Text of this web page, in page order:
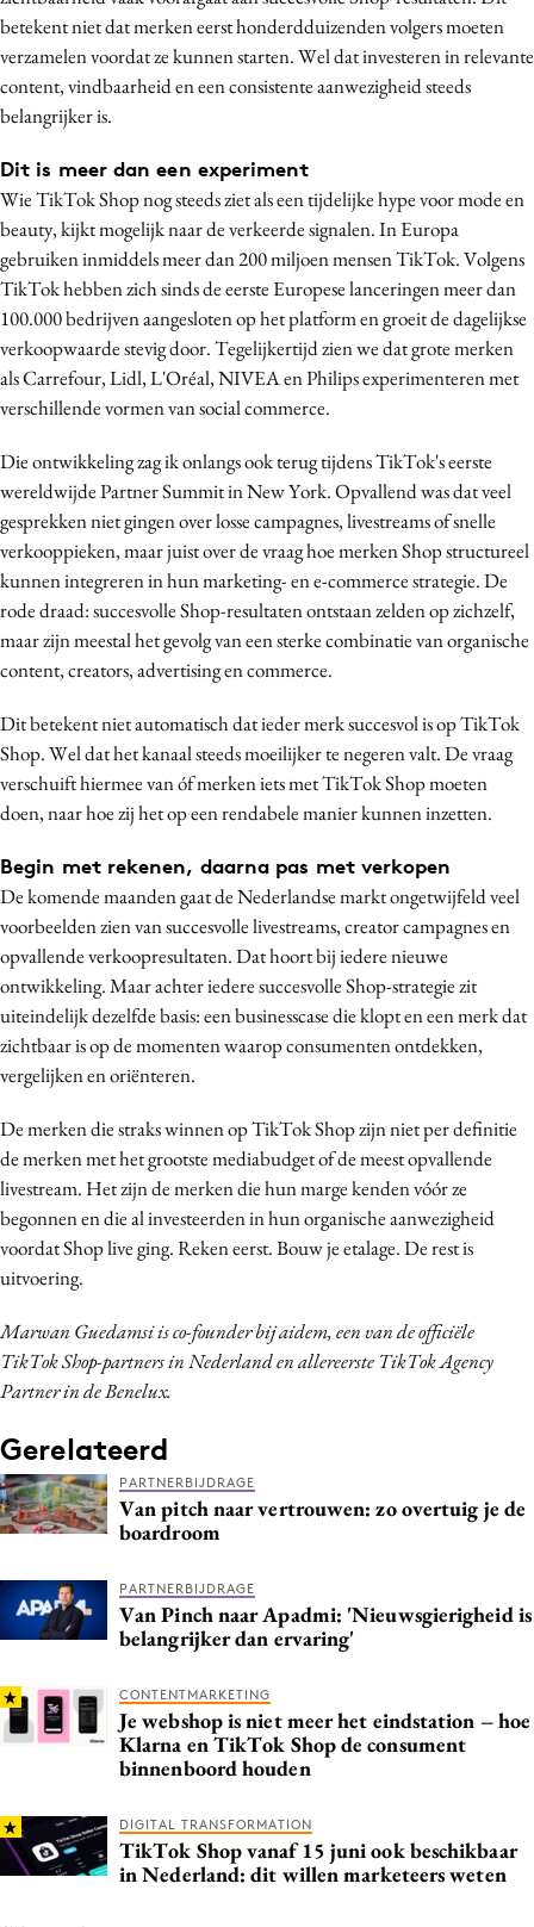
betekent niet dat merken eerst honderdduizenden volgers moeten
verzamelen voordat ze kunnen starten. Wel dat investeren in relevante
content, vindbaarheid en een consistente aanwezigheid steeds
belangrijker is.
Dit is meer dan een experiment
Wie TikTok Shop nog steeds ziet als een tijdelijke hype voor mode en
beauty, kijkt mogelijk naar de verkeerde signalen. In Europa
gebruiken inmiddels meer dan 200 miljoen mensen TikTok. Volgens
TikTok hebben zich sinds de eerste Europese lanceringen meer dan
100.000 bedrijven aangesloten op het platform en groeit de dagelijkse
verkoopwaarde stevig door. Tegelijkertijd zien we dat grote merken
als Carrefour, Lidl, L'Oréal, NIVEA en Philips experimenteren met
verschillende vormen van social commerce.
Die ontwikkeling zag ik onlangs ook terug tijdens TikTok's eerste
wereldwijde Partner Summit in New York. Opvallend was dat veel
gesprekken niet gingen over losse campagnes, livestreams of snelle
verkooppieken, maar juist over de vraag hoe merken Shop structureel
kunnen integreren in hun marketing- en e-commerce strategie. De
rode draad: succesvolle Shop-resultaten ontstaan zelden op zichzelf,
maar zijn meestal het gevolg van een sterke combinatie van organische
content, creators, advertising en commerce.
Dit betekent niet automatisch dat ieder merk succesvol is op TikTok
Shop. Wel dat het kanaal steeds moeilijker te negeren valt. De vraag
verschuift hiermee van óf merken iets met TikTok Shop moeten
doen, naar hoe zij het op een rendabele manier kunnen inzetten.
Begin met rekenen, daarna pas met verkopen
De komende maanden gaat de Nederlandse markt ongetwijfeld veel
voorbeelden zien van succesvolle livestreams, creator campagnes en
opvallende verkoopresultaten. Dat hoort bij iedere nieuwe
ontwikkeling. Maar achter iedere succesvolle Shop-strategie zit
uiteindelijk dezelfde basis: een businesscase die klopt en een merk dat
zichtbaar is op de momenten waarop consumenten ontdekken,
vergelijken en oriënteren.
De merken die straks winnen op TikTok Shop zijn niet per definitie
de merken met het grootste mediabudget of de meest opvallende
livestream. Het zijn de merken die hun marge kenden vóór ze
begonnen en die al investeerden in hun organische aanwezigheid
voordat Shop live ging. Reken eerst. Bouw je etalage. De rest is
uitvoering.
Marwan Guedamsi is co-founder bij aidem, een van de officiële
TikTok Shop-partners in Nederland en allereerste TikTok Agency
Partner in de Benelux.
Gerelateerd
PARTNERBIJDRAGE
Van pitch naar vertrouwen: zo overtuig je de
boardroom
PARTNERBIJDRAGE
Van Pinch naar Apadmi: 'Nieuwsgierigheid is
belangrijker dan ervaring'
CONTENTMARKETING
Je webshop is niet meer het eindstation – hoe
Klarna en TikTok Shop de consument
binnenboord houden
DIGITAL TRANSFORMATION
TikTok Shop vanaf 15 juni ook beschikbaar
in Nederland: dit willen marketeers weten